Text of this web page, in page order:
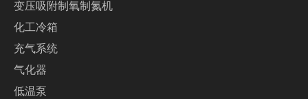
变压吸附制氧制氮机
化工冷箱
充气系统
气化器
低温泵